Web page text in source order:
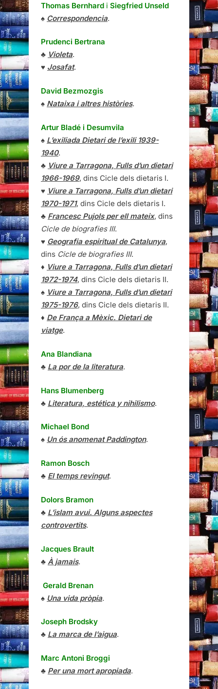
Thomas Bernhard i Siegfried Unseld
♠ Correspondencia.
Prudenci Bertrana
♣ Violeta.
♥ Josafat.
David Bezmozgis
♠ Nataixa i altres històries.
Artur Bladé i Desumvila
♠ L’exiliada Dietari de l’exili 1939-
1940.
♣ Viure a Tarragona, Fulls d’un dietari
1966-1969, dins Cicle dels dietaris I.
♥ Viure a Tarragona, Fulls d’un dietari
1970-1971, dins Cicle dels dietaris I.
♣ Francesc Pujols per ell mateix, dins
Cicle de biografies III.
♥ Geografia espiritual de Catalunya,
dins Cicle de biografies III.
♦ Viure a Tarragona, Fulls d’un dietari
1972-1974, dins Cicle dels dietaris II.
♠ Viure a Tarragona, Fulls d’un dietari
1975-1976, dins Cicle dels dietaris II.
♦ De França a Mèxic. Dietari de
viatge.
Ana Blandiana
♣ La por de la literatura.
Hans Blumenberg
♣ Literatura, estética y nihilismo.
Michael Bond
♠ Un ós anomenat Paddington.
Ramon Bosch
♣ El temps revingut.
Dolors Bramon
♣ L’islam avui. Alguns aspectes
controvertits.
Jacques Brault
♣ À jamais.
Gerald Brenan
♠ Una vida pròpia.
Joseph Brodsky
♣ La marca de l’aigua.
Marc Antoni Broggi
♣ Per una mort apropiada.